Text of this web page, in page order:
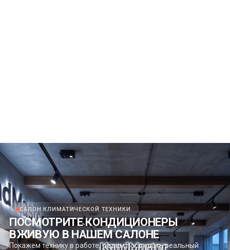
САЛОН КЛИМАТИЧЕСКОЙ ТЕХНИКИ
ПОСМОТРИТЕ КОНДИЦИОНЕРЫ
ВЖИВУЮ В НАШЕМ САЛОНЕ
Покажем технику в работе, дадим послушать реальный